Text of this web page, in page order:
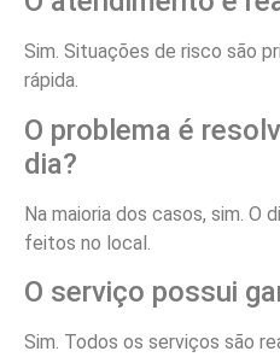
Sim. Situações de risco são
rápida.
O problema é
dia?
Na maioria dos casos, sim. O
feitos no local.
O serviço possui
Sim. Todos os serviços são